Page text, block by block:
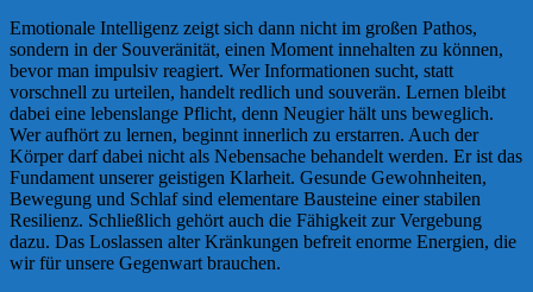
Emotionale Intelligenz zeigt sich dann nicht im großen Pathos,
sondern in der Souveränität, einen Moment innehalten zu können,
bevor man impulsiv reagiert. Wer Informationen sucht, statt
vorschnell zu urteilen, handelt redlich und souverän. Lernen bleibt
dabei eine lebenslange Pflicht, denn Neugier hält uns beweglich.
Wer aufhört zu lernen, beginnt innerlich zu erstarren. Auch der
Körper darf dabei nicht als Nebensache behandelt werden. Er ist das
Fundament unserer geistigen Klarheit. Gesunde Gewohnheiten,
Bewegung und Schlaf sind elementare Bausteine einer stabilen
Resilienz. Schließlich gehört auch die Fähigkeit zur Vergebung
dazu. Das Loslassen alter Kränkungen befreit enorme Energien, die
wir für unsere Gegenwart brauchen.